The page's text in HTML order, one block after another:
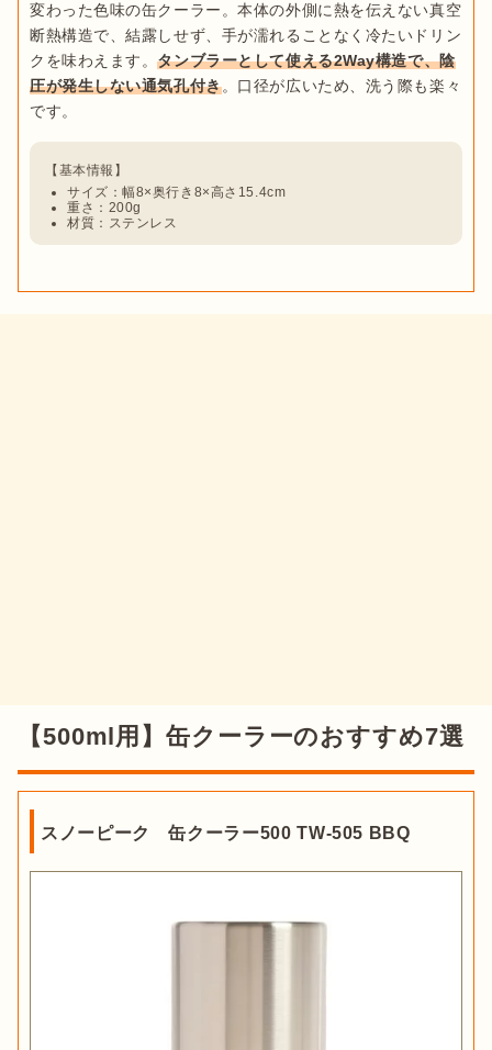
変わった色味の缶クーラー。本体の外側に熱を伝えない真空
断熱構造で、結露しせず、手が濡れることなく冷たいドリン
クを味わえます。タンブラーとして使える2Way構造で、陰
圧が発生しない通気孔付き。口径が広いため、洗う際も楽々
サイズ：幅8×奥行き8×高さ15.4cm
重さ：200g
材質：ステンレス
【500ml用】缶クーラーのおすすめ7選
スノーピーク 缶クーラー500 TW-505 BBQ